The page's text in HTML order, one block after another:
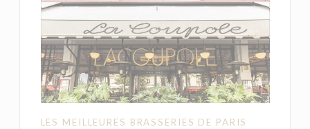
LES MEILLEURES BRASSERIES DE PARIS